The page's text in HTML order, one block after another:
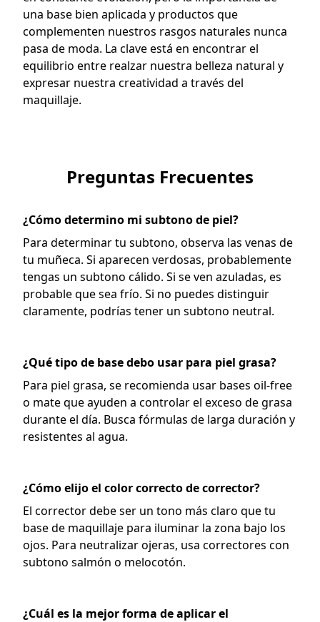
una base bien aplicada y productos que
complementen nuestros rasgos naturales nunca
pasa de moda. La clave está en encontrar el
equilibrio entre realzar nuestra belleza natural y
expresar nuestra creatividad a través del
maquillaje.
Preguntas Frecuentes
¿Cómo determino mi subtono de piel?
Para determinar tu subtono, observa las venas de
tu muñeca. Si aparecen verdosas, probablemente
tengas un subtono cálido. Si se ven azuladas, es
probable que sea frío. Si no puedes distinguir
claramente, podrías tener un subtono neutral.
¿Qué tipo de base debo usar para piel grasa?
Para piel grasa, se recomienda usar bases oil-free
o mate que ayuden a controlar el exceso de grasa
durante el día. Busca fórmulas de larga duración y
resistentes al agua.
¿Cómo elijo el color correcto de corrector?
El corrector debe ser un tono más claro que tu
base de maquillaje para iluminar la zona bajo los
ojos. Para neutralizar ojeras, usa correctores con
subtono salmón o melocotón.
¿Cuál es la mejor forma de aplicar el